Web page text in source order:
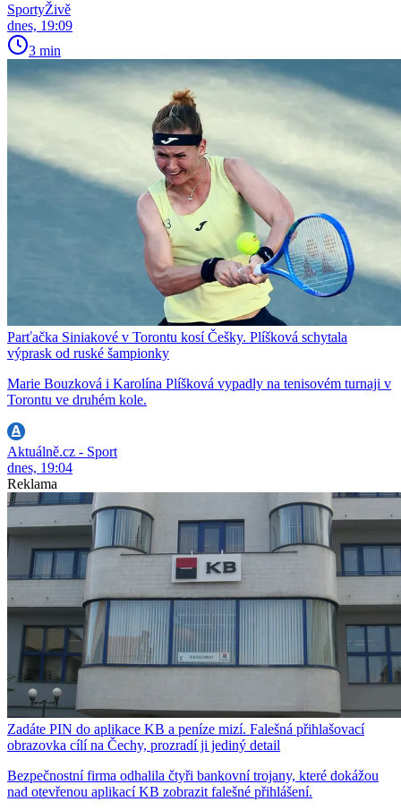
SportyŽivě
dnes, 19:09
3 min
Parťačka Siniakové v Torontu kosí Češky. Plíšková schytala
výprask od ruské šampionky
Marie Bouzková i Karolína Plíšková vypadly na tenisovém turnaji v
Torontu ve druhém kole.
Aktuálně.cz - Sport
dnes, 19:04
Reklama
Zadáte PIN do aplikace KB a peníze mizí. Falešná přihlašovací
obrazovka cílí na Čechy, prozradí ji jediný detail
Bezpečnostní firma odhalila čtyři bankovní trojany, které dokážou
nad otevřenou aplikací KB zobrazit falešné přihlášení.